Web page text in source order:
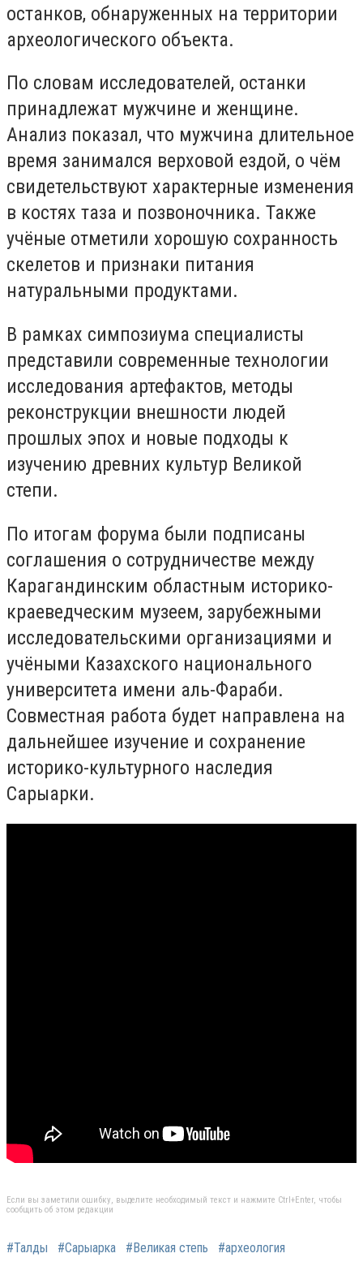
останков, обнаруженных на территории
археологического объекта.
По словам исследователей, останки
принадлежат мужчине и женщине.
Анализ показал, что мужчина длительное
время занимался верховой ездой, о чём
свидетельствуют характерные изменения
в костях таза и позвоночника. Также
учёные отметили хорошую сохранность
скелетов и признаки питания
натуральными продуктами.
В рамках симпозиума специалисты
представили современные технологии
исследования артефактов, методы
реконструкции внешности людей
прошлых эпох и новые подходы к
изучению древних культур Великой
степи.
По итогам форума были подписаны
соглашения о сотрудничестве между
Карагандинским областным историко-
краеведческим музеем, зарубежными
исследовательскими организациями и
учёными Казахского национального
университета имени аль-Фараби.
Совместная работа будет направлена на
дальнейшее изучение и сохранение
историко-культурного наследия
Сарыарки.
Если вы заметили ошибку, выделите необходимый текст и нажмите Ctrl+Enter, чтобы
сообщить об этом редакции
#Талды #Сарыарка #Великая степь #археология